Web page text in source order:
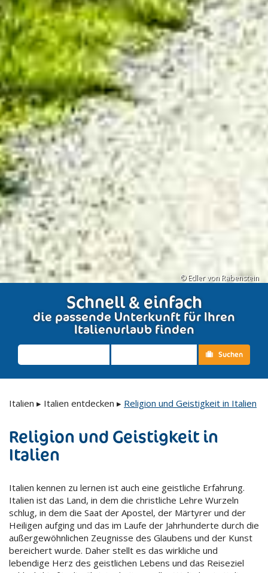
© Edler von Rabenstein
Schnell & einfach
die passende Unterkunft für Ihren
Italienurlaub finden
Suchen
Italien ▸ Italien entdecken ▸ Religion und Geistigkeit in Italien
Religion und Geistigkeit in
Italien
Italien kennen zu lernen ist auch eine geistliche Erfahrung.
Italien ist das Land, in dem die christliche Lehre Wurzeln
schlug, in dem die Saat der Apostel, der Märtyrer und der
Heiligen aufging und das im Laufe der Jahrhunderte durch die
außergewöhnlichen Zeugnisse des Glaubens und der Kunst
bereichert wurde. Daher stellt es das wirkliche und
lebendige Herz des geistlichen Lebens und das Reiseziel